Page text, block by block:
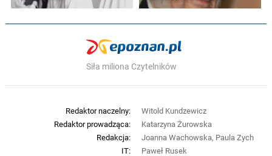
Siła miliona Czytelników
Redaktor naczelny:
Witold Kundzewicz
Redaktor prowadząca:
Katarzyna Żurowska
Redakcja:
Joanna Wachowska, Paula Zych
IT:
Paweł Rusek